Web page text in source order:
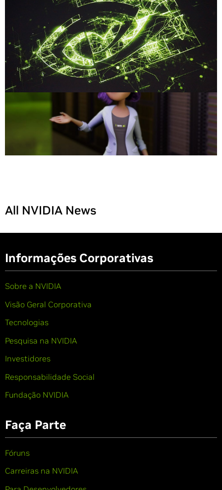
All NVIDIA News
Informações Corporativas
Sobre a NVIDIA
Visão Geral Corporativa
Tecnologias
Pesquisa na NVIDIA
Investidores
Responsabilidade Social
Fundação NVIDIA
Faça Parte
Fóruns
Carreiras na NVIDIA